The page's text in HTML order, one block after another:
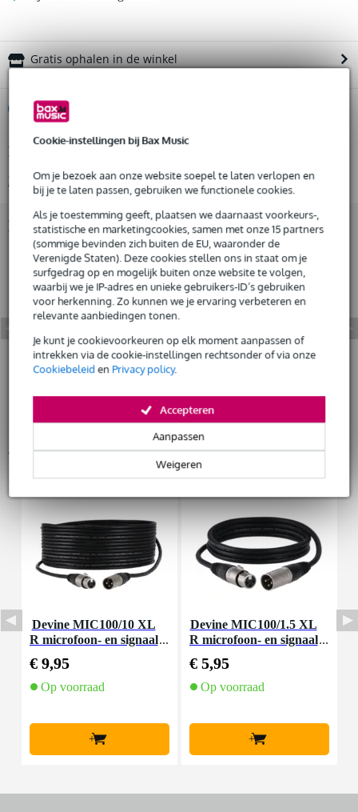
Cookie-instellingen bij Bax Music
Om je bezoek aan onze website soepel te laten verlopen en
bij je te laten passen, gebruiken we functionele cookies.
Als je toestemming geeft, plaatsen we daarnaast voorkeurs-,
statistische en marketingcookies, samen met onze 15 partners
(sommige bevinden zich buiten de EU, waaronder de
Verenigde Staten). Deze cookies stellen ons in staat om je
surfgedrag op en mogelijk buiten onze website te volgen,
waarbij we je IP-adres en unieke gebruikers-ID’s gebruiken
voor herkenning. Zo kunnen we je ervaring verbeteren en
relevante aanbiedingen tonen.
Je kunt je cookievoorkeuren op elk moment aanpassen of
intrekken via de cookie-instellingen rechtsonder of via onze
Cookiebeleiden Privacy policy.
Weigeren
Aanpassen
Accepteren
Gratis ophalen in de winkel
Huur dit product
Huur meerdere producten tegelijk: min. € 300,- en max.
€ 2.500,-
Gratis
thuisbezorgd of op te halen in de winkel
Al na 4 maanden maandelijks opzegbaar
De mogelijkheid om je product(en) met korting te kopen
Snelle vervanging door Bax Music bij een defect
Huur dit product
Productinformatie
Bekijk alle productspecificaties
Bekijk ook eens (3)
Accessoires (23)
Devine MIC100/10 XL
R microfoon- en signaal
€ 9,95
Op voorraad
+
Devine MIC100/1.5 XL
R microfoon- en signaal
€ 5,95
Op voorraad
+